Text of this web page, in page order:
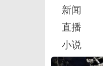
新闻
直播
小说